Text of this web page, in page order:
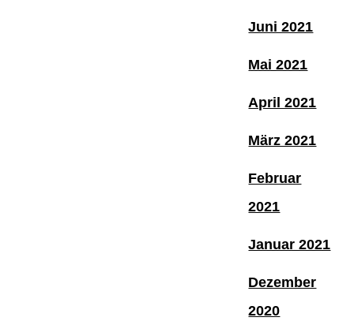
Juni 2021
Mai 2021
April 2021
März 2021
Februar
2021
Januar 2021
Dezember
2020